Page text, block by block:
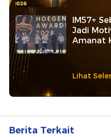
IM57+
Jadi
Amanat
Lihat
Berita Terkait